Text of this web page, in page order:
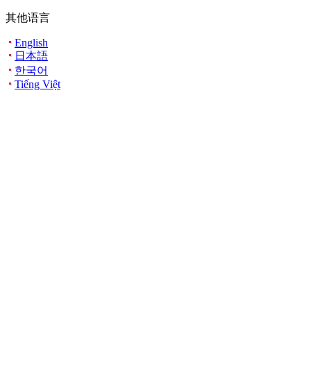
其他语言
English
日本語
한국어
Tiếng Việt